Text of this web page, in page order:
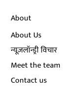
About
About Us
न्यूज़लॉन्ड्री विचार
Meet the team
Contact us